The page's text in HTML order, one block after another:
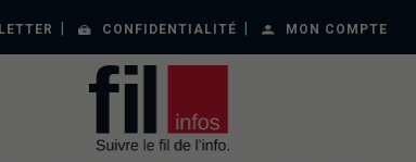
CONFIDENTIALITÉ MON COMPTE